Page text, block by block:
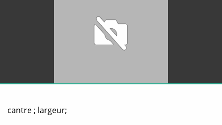
cantre ; largeur;